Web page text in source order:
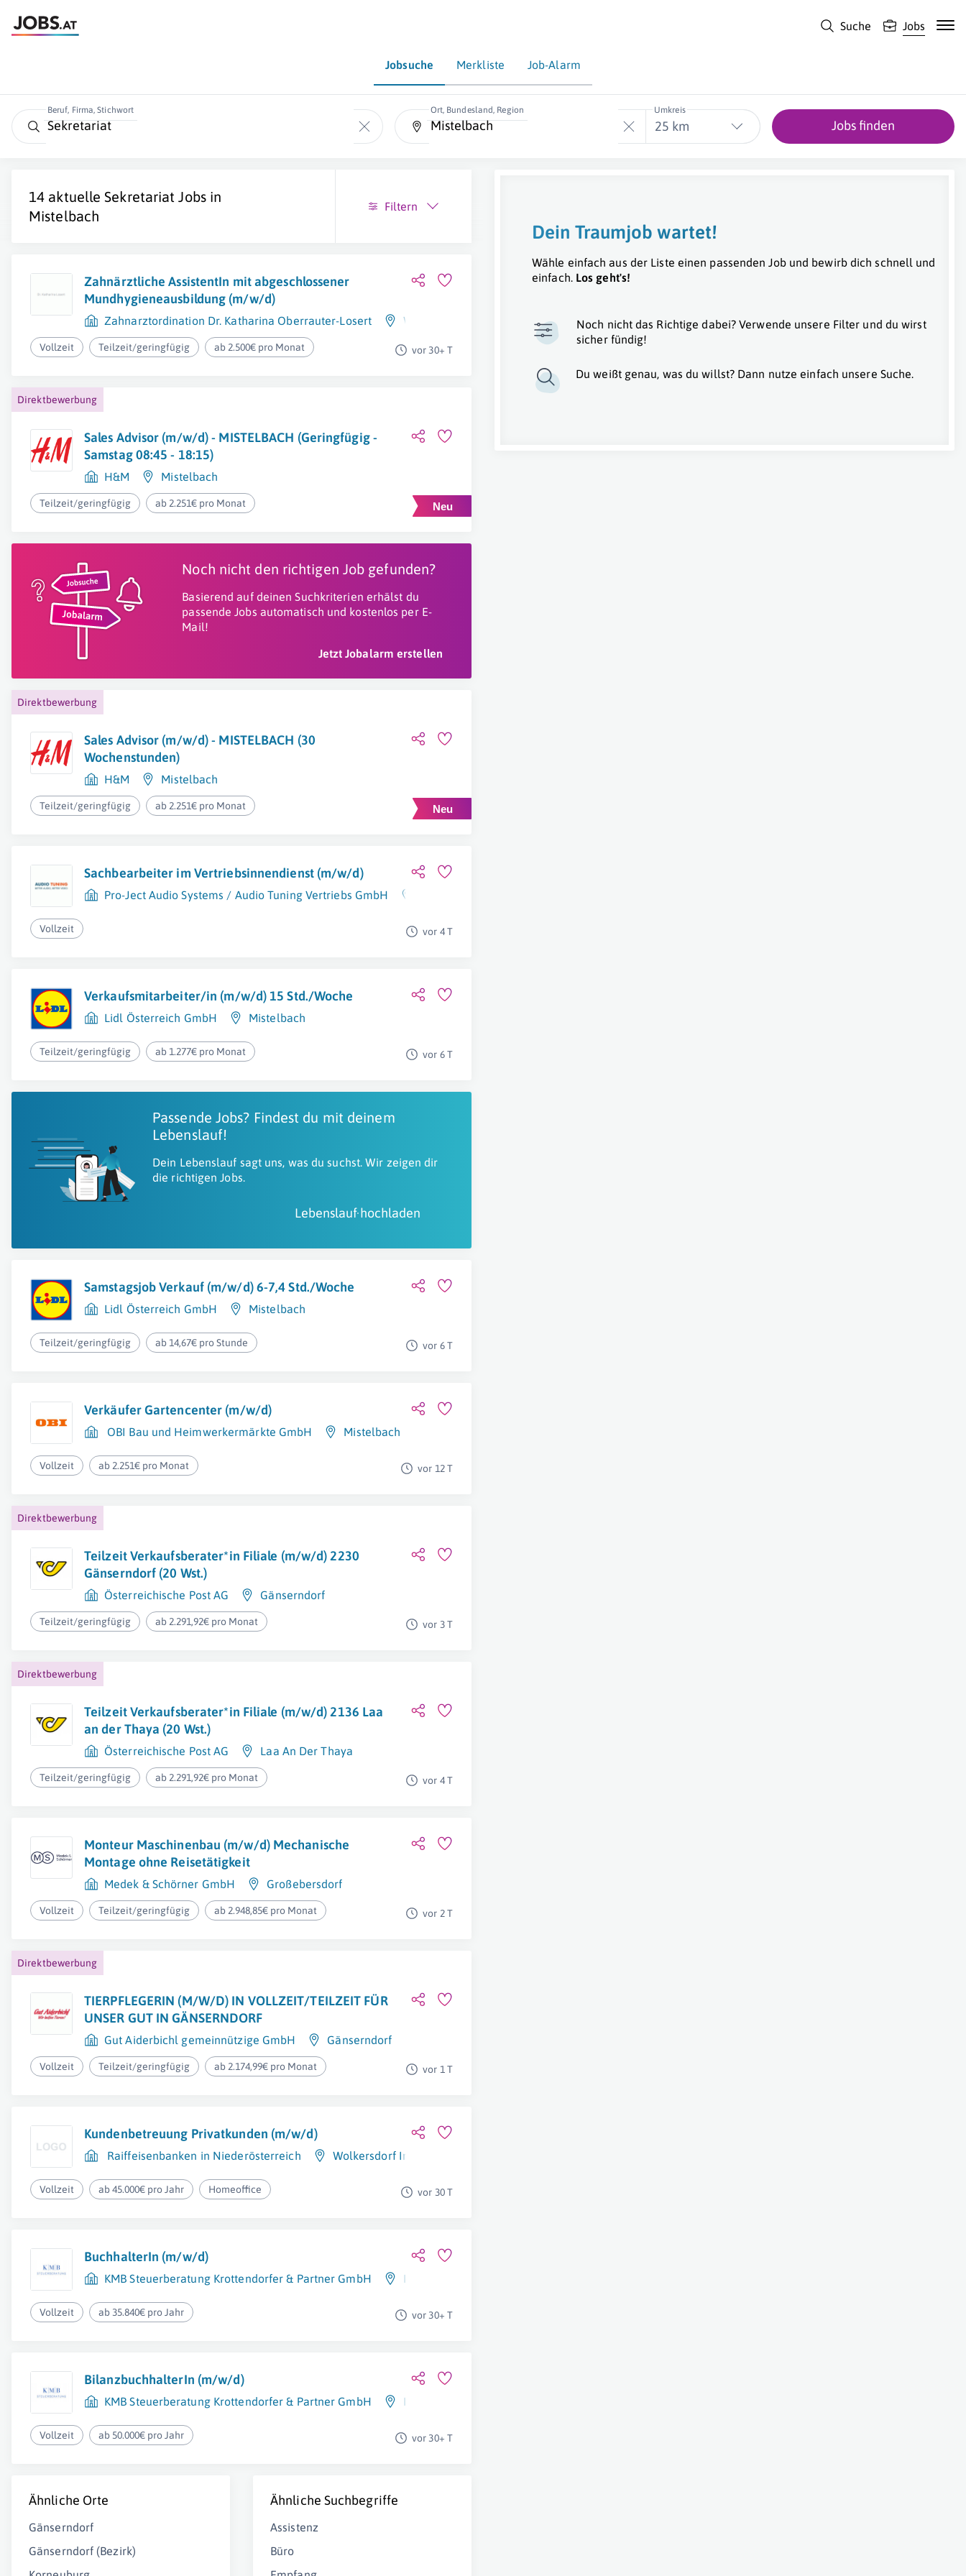
Suche Jobs
Jobsuche Merkliste Job-Alarm
Beruf, Firma, Stichwort Ort, Bundesland, Region Umkreis
25 km Jobs finden
14 aktuelleSekretariat Jobs in
Mistelbach
Filtern
Zahnärztliche AssistentIn mit abgeschlossener
Mundhygieneausbildung (m/w/d)
Zahnarztordination Dr. Katharina Oberrauter-Losert Wolkersdorf Im Weinviertel
Vollzeit Teilzeit/geringfügig ab 2.500€ pro Monat vor 30+ T
Direktbewerbung
Sales Advisor (m/w/d) - MISTELBACH (Geringfügig -
Samstag 08:45 - 18:15)
H&M Mistelbach
Teilzeit/geringfügig ab 2.251€ pro Monat
Noch nicht den richtigen Job gefunden?
Basierend auf deinen Suchkriterien erhälst du
passende Jobs automatisch und kostenlos per E-
Mail!
Jetzt Jobalarm erstellen
Direktbewerbung
Sales Advisor (m/w/d) - MISTELBACH (30
Wochenstunden)
H&M Mistelbach
Teilzeit/geringfügig ab 2.251€ pro Monat
Sachbearbeiter im Vertriebsinnendienst (m/w/d)
Pro-Ject Audio Systems / Audio Tuning Vertriebs GmbH
Vollzeit vor 4 T
Verkaufsmitarbeiter/in (m/w/d) 15 Std./Woche
Lidl Österreich GmbH Mistelbach
Teilzeit/geringfügig ab 1.277€ pro Monat vor 6 T
Passende Jobs? Findest du mit deinem
Lebenslauf!
Dein Lebenslauf sagt uns, was du suchst. Wir zeigen dir
die richtigen Jobs.
Lebenslauf hochladen
Samstagsjob Verkauf (m/w/d) 6-7,4 Std./Woche
Lidl Österreich GmbH Mistelbach
Teilzeit/geringfügig ab 14,67€ pro Stunde vor 6 T
Verkäufer Gartencenter (m/w/d)
OBI Bau und Heimwerkermärkte GmbH Mistelbach
Vollzeit ab 2.251€ pro Monat vor 12 T
Direktbewerbung
Teilzeit Verkaufsberater*in Filiale (m/w/d) 2230
Gänserndorf (20 Wst.)
Österreichische Post AG Gänserndorf
Teilzeit/geringfügig ab 2.291,92€ pro Monat vor 3 T
Direktbewerbung
Teilzeit Verkaufsberater*in Filiale (m/w/d) 2136 Laa
an der Thaya (20 Wst.)
Österreichische Post AG Laa An Der Thaya
Teilzeit/geringfügig ab 2.291,92€ pro Monat vor 4 T
Monteur Maschinenbau (m/w/d) Mechanische
Montage ohne Reisetätigkeit
Medek & Schörner GmbH Großebersdorf
Vollzeit Teilzeit/geringfügig ab 2.948,85€ pro Monat vor 2 T
Direktbewerbung
TIERPFLEGERIN (M/W/D) IN VOLLZEIT/TEILZEIT FÜR
UNSER GUT IN GÄNSERNDORF
Gut Aiderbichl gemeinnützige GmbH Gänserndorf
Vollzeit Teilzeit/geringfügig ab 2.174,99€ pro Monat vor 1 T
Kundenbetreuung Privatkunden (m/w/d)
Raiffeisenbanken in Niederösterreich Wolkersdorf Im Weinviertel
Vollzeit ab 45.000€ pro Jahr Homeoffice vor 30 T
BuchhalterIn (m/w/d)
KMB Steuerberatung Krottendorfer & Partner GmbH Korneuburg
Vollzeit ab 35.840€ pro Jahr vor 30+ T
BilanzbuchhalterIn (m/w/d)
KMB Steuerberatung Krottendorfer & Partner GmbH Korneuburg
Vollzeit ab 50.000€ pro Jahr vor 30+ T
Ähnliche Orte
Gänserndorf
Gänserndorf (Bezirk)
Ähnliche Suchbegriffe
Assistenz
Büro
Dein Traumjob wartet!
Wähle einfach aus der Liste einen passenden Job und bewirb dich schnell und
einfach. Los geht's!
Noch nicht das Richtige dabei? Verwende unsere Filter und du wirst
sicher fündig!
Du weißt genau, was du willst? Dann nutze einfach unsere Suche.